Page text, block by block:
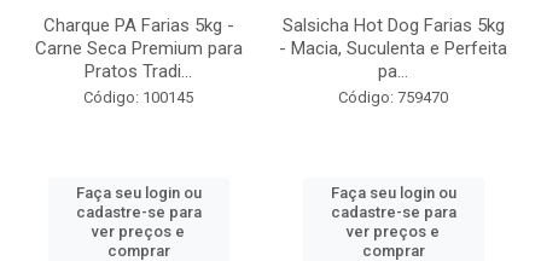
Charque PA Farias 5kg -
Carne Seca Premium para
Pratos Tradi...
Código: 100145
Faça seu login ou
cadastre-se para
ver preços e
comprar
Salsicha Hot Dog Farias 5kg
- Macia, Suculenta e Perfeita
pa...
Código: 759470
Faça seu login ou
cadastre-se para
ver preços e
comprar